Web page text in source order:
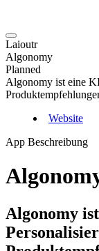
Laioutr
Algonomy
Planned
Algonomy ist eine
Website
App Beschreibung
Algonomy